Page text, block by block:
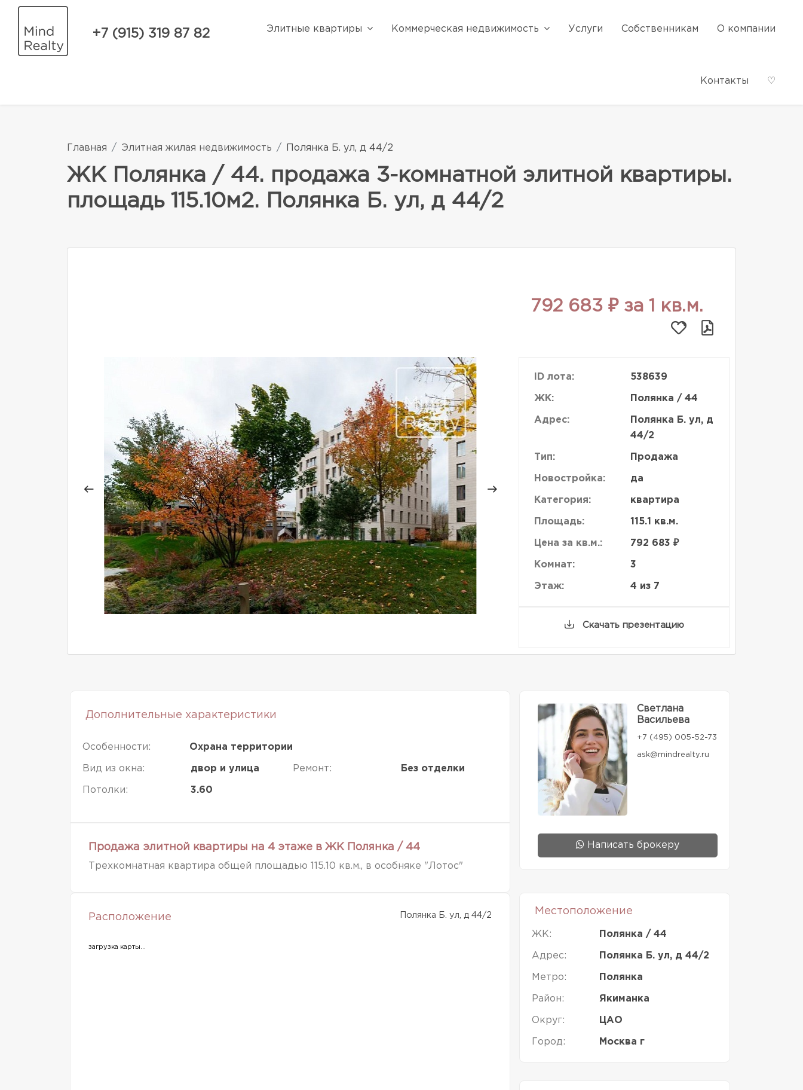
+7 (915) 319 87 82 Элитные квартиры Коммерческая недвижимость Услуги Собственникам О компании
Контакты ♡
Главная Элитная жилая недвижимость Полянка Б. ул, д 44/2
ЖК Полянка / 44. продажа 3-комнатной элитной квартиры.
площадь 115.10м2. Полянка Б. ул, д 44/2
792 683 ₽ за 1 кв.м.
ID лота: 538639
ЖК: Полянка / 44
Адрес:
Полянка Б. ул, д
44/2
Тип: Продажа
Новостройка: да
Категория: квартира
Площадь: 115.1 кв.м.
Цена за кв.м.: 792 683 ₽
Комнат: 3
Этаж: 4 из 7
Скачать презентацию
Дополнительные характеристики
Особенности: Охрана территории
Вид из окна: двор и улица
Потолки: 3.60
Ремонт: Без отделки
Продажа элитной квартиры на 4 этаже в ЖК Полянка / 44
Трехкомнатная квартира общей площадью 115.10 кв.м., в особняке "Лотос"
Светлана
Васильева
+7 (495) 005-52-73
ask@mindrealty.ru
Написать брокеру
Расположение Полянка Б. ул, д 44/2
загрузка карты...
Местоположение
ЖК: Полянка / 44
Адрес: Полянка Б. ул, д 44/2
Метро: Полянка
Район: Якиманка
Округ: ЦАО
Город: Москва г